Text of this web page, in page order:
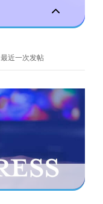
最近一次发帖